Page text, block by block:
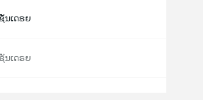
ນເດຣຍ
ນເດຣຍ